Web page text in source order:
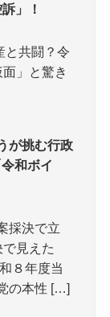
」！
と共闘？令
」と驚き
が挑む行政
和ボイ
採決で立
見えた
８年度当
の本性 […]